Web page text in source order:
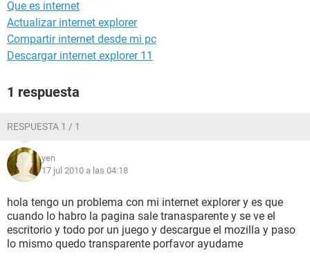
Que es internet
Actualizar internet explorer
Compartir internet desde mi pc
Descargar internet explorer 11
1 respuesta
RESPUESTA 1 / 1
yen
17 jul 2010 a las 04:18
hola tengo un problema con mi internet explorer y es que
cuando lo habro la pagina sale tranasparente y se ve el
escritorio y todo por un juego y descargue el mozilla y paso
lo mismo quedo transparente porfavor ayudame